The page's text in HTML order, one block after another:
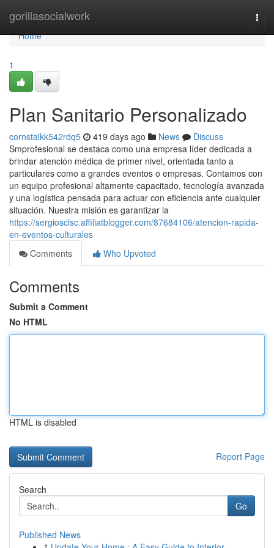
gorillasocialwork
Home
Home
1
Plan Sanitario Personalizado
cornstalkk542rdq5 419 days ago News
Discuss
Smprofesional se destaca como una empresa líder dedicada a
brindar atención médica de primer nivel, orientada tanto a
particulares como a grandes eventos o empresas. Contamos con
un equipo profesional altamente capacitado, tecnología avanzada
y una logística pensada para actuar con eficiencia ante cualquier
situación. Nuestra misión es garantizar la
https://sergiosclsc.affiliatblogger.com/87684106/atencion-rapida-
en-eventos-culturales
Comments
Who Upvoted
Comments
Submit a Comment
No HTML
HTML is disabled
Report Page
Search
Go
Published News